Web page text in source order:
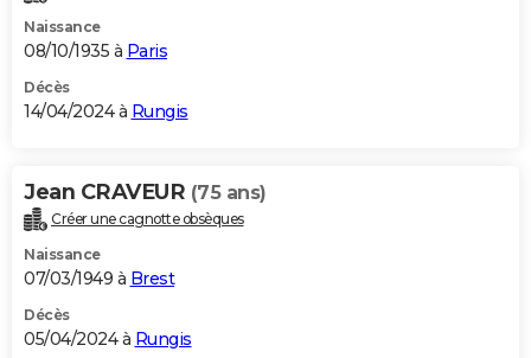
Naissance
08/10/1935 à Paris
Décès
14/04/2024 à Rungis
Jean CRAVEUR (75 ans)
Créer une cagnotte obsèques
Naissance
07/03/1949 à Brest
Décès
05/04/2024 à Rungis